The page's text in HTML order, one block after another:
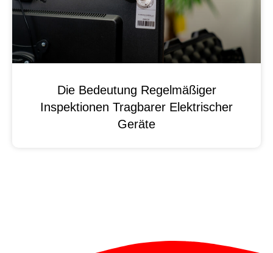
Die Bedeutung Regelmäßiger
Inspektionen Tragbarer Elektrischer
Geräte